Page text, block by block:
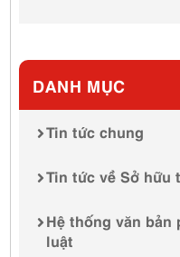
DANH MỤC
Tin tức chung
Tin tức về Sở hữu
Hệ thống văn bản
luật